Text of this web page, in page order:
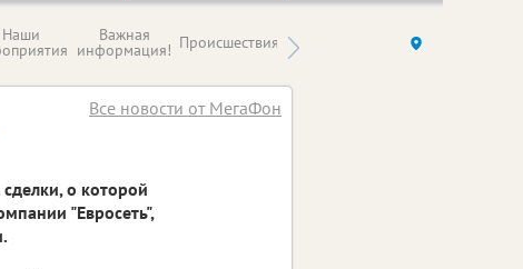
Наши Важная
информация! Происшествия Здоровье компаний (на
Все новости от МегаФон
о которой
"Евросеть",